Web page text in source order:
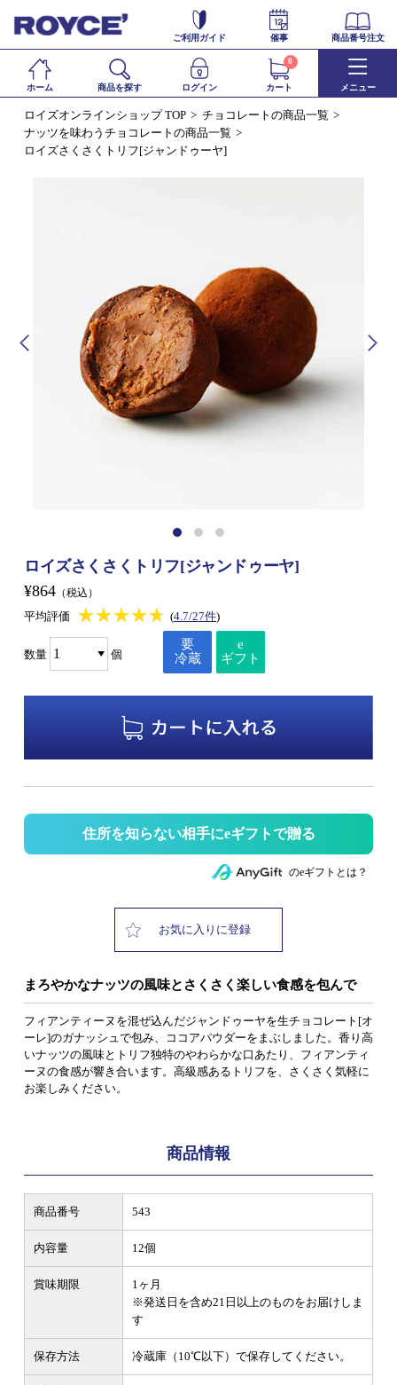
ご利用ガイド 催事 商品番号注文
ホーム 商品を探す ログイン カート
0
メニュー
ロイズオンラインショップ TOP
チョコレートの商品一覧
ナッツを味わうチョコレートの商品一覧
ロイズさくさくトリフ[ジャンドゥーヤ]
ロイズさくさくトリフ[ジャンドゥーヤ]
¥864 （税込）
平均評価 ★★★★★
★★★★★ (4.7/27件)
数量 個
要
冷蔵
e
ギフト
住所を知らない相手にeギフトで贈る
のeギフトとは？
お気に入りに登録
まろやかなナッツの風味とさくさく楽しい食感を包んで
フィアンティーヌを混ぜ込んだジャンドゥーヤを生チョコレート[オ
ーレ]のガナッシュで包み、ココアパウダーをまぶしました。香り高
いナッツの風味とトリフ独特のやわらかな口あたり、フィアンティ
ーヌの食感が響き合います。高級感あるトリフを、さくさく気軽に
お楽しみください。
商品情報
商品番号 543
内容量 12個
賞味期限
1ヶ月
※発送日を含め21日以上のものをお届けしま
す
保存方法 冷蔵庫（10℃以下）で保存してください。